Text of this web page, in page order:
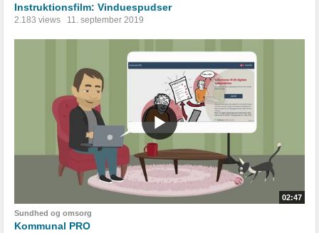
Instruktionsfilm: Vinduespudser
2.183 views 11. september 2019
02:47
Sundhed og omsorg
Kommunal PRO